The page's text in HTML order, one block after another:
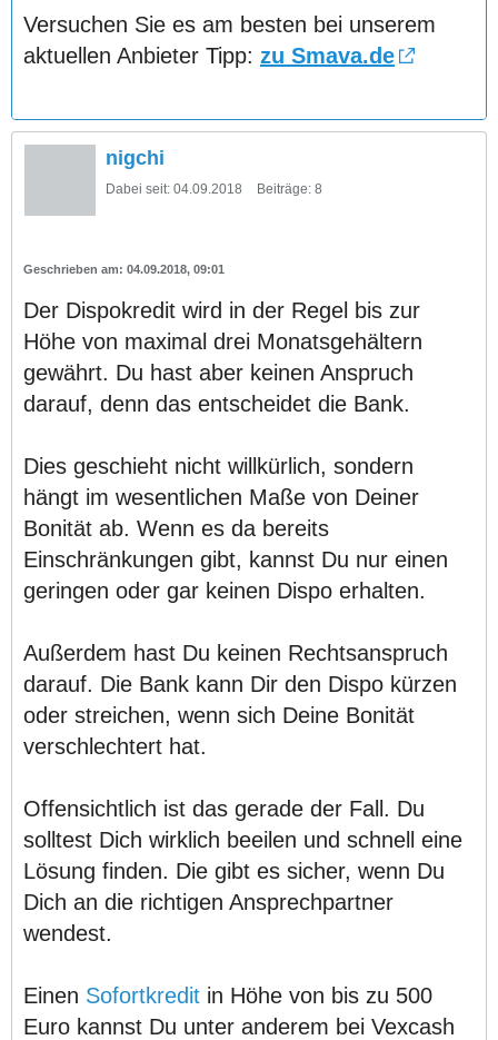
Versuchen Sie es am besten bei unserem
aktuellen Anbieter Tipp: zu Smava.de
nigchi
Dabei seit: 04.09.2018 Beiträge: 8
04.09.2018, 09:01
Der Dispokredit wird in der Regel bis zur
Höhe von maximal drei Monatsgehältern
gewährt. Du hast aber keinen Anspruch
darauf, denn das entscheidet die Bank.
Dies geschieht nicht willkürlich, sondern
hängt im wesentlichen Maße von Deiner
Bonität ab. Wenn es da bereits
Einschränkungen gibt, kannst Du nur einen
geringen oder gar keinen Dispo erhalten.
Außerdem hast Du keinen Rechtsanspruch
darauf. Die Bank kann Dir den Dispo kürzen
oder streichen, wenn sich Deine Bonität
verschlechtert hat.
Offensichtlich ist das gerade der Fall. Du
solltest Dich wirklich beeilen und schnell eine
Lösung finden. Die gibt es sicher, wenn Du
Dich an die richtigen Ansprechpartner
wendest.
Einen Sofortkredit in Höhe von bis zu 500
Euro kannst Du unter anderem bei Vexcash